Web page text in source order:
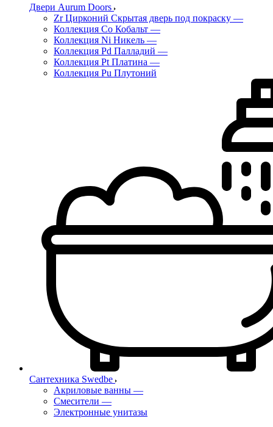
Двери Aurum Doors
Zr Цирконий Скрытая дверь под покраску —
Коллекция Co Кобальт —
Коллекция Ni Никель —
Коллекция Pd Палладий —
Коллекция Pt Платина —
Коллекция Pu Плутоний
Сантехника Swedbe
Акриловые ванны —
Смесители —
Электронные унитазы